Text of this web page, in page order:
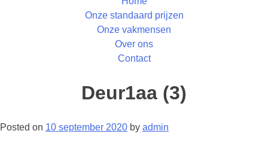
Onze standaard prijzen
Onze vakmensen
Over ons
Contact
Deur1aa (3)
Posted on 10 september 2020 by admin